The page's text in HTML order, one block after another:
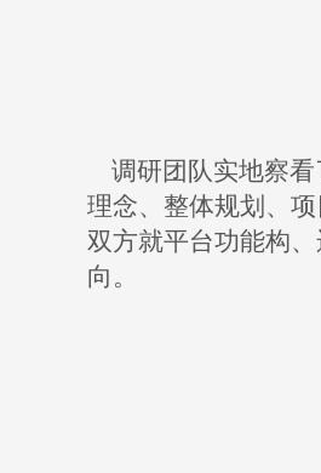
调研团队实地察看
理念、整体规划、
双方就平台功能构
向。